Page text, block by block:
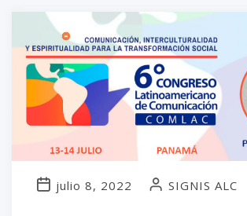
julio 8, 2022 SIGNIS ALC